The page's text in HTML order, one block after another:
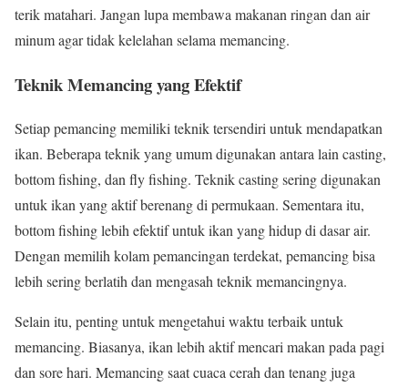
terik matahari. Jangan lupa membawa makanan ringan dan air
minum agar tidak kelelahan selama memancing.
Teknik Memancing yang Efektif
Setiap pemancing memiliki teknik tersendiri untuk mendapatkan
ikan. Beberapa teknik yang umum digunakan antara lain casting,
bottom fishing, dan fly fishing. Teknik casting sering digunakan
untuk ikan yang aktif berenang di permukaan. Sementara itu,
bottom fishing lebih efektif untuk ikan yang hidup di dasar air.
Dengan memilih kolam pemancingan terdekat, pemancing bisa
lebih sering berlatih dan mengasah teknik memancingnya.
Selain itu, penting untuk mengetahui waktu terbaik untuk
memancing. Biasanya, ikan lebih aktif mencari makan pada pagi
dan sore hari. Memancing saat cuaca cerah dan tenang juga